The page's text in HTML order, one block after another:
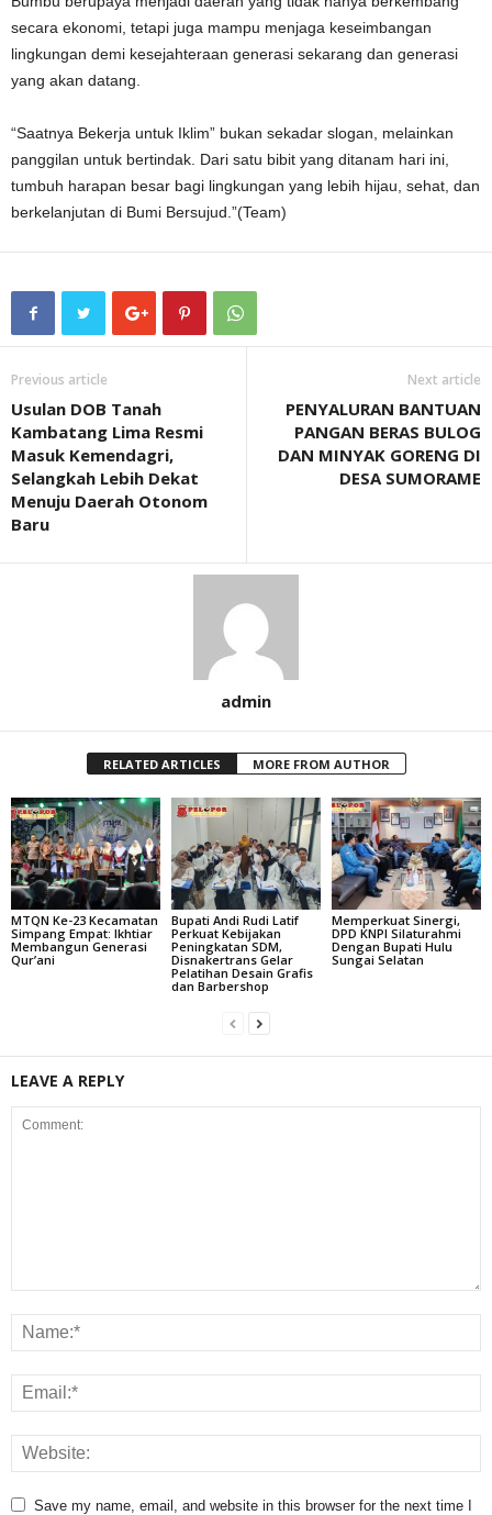
secara ekonomi, tetapi juga mampu menjaga keseimbangan
lingkungan demi kesejahteraan generasi sekarang dan generasi
yang akan datang.
“Saatnya Bekerja untuk Iklim” bukan sekadar slogan, melainkan
panggilan untuk bertindak. Dari satu bibit yang ditanam hari ini,
tumbuh harapan besar bagi lingkungan yang lebih hijau, sehat, dan
berkelanjutan di Bumi Bersujud.”(Team)
Previous article
Usulan DOB Tanah
Kambatang Lima Resmi
Masuk Kemendagri,
Selangkah Lebih Dekat
Menuju Daerah Otonom
Baru
Next article
PENYALURAN BANTUAN
PANGAN BERAS BULOG
DAN MINYAK GORENG DI
DESA SUMORAME
admin
RELATED ARTICLES MORE FROM AUTHOR
MTQN Ke-23 Kecamatan
Simpang Empat: Ikhtiar
Membangun Generasi
Qur’ani
Bupati Andi Rudi Latif
Perkuat Kebijakan
Peningkatan SDM,
Disnakertrans Gelar
Pelatihan Desain Grafis
dan Barbershop
Memperkuat Sinergi,
DPD KNPI Silaturahmi
Dengan Bupati Hulu
Sungai Selatan
LEAVE A REPLY
Save my name, email, and website in this browser for the next time I